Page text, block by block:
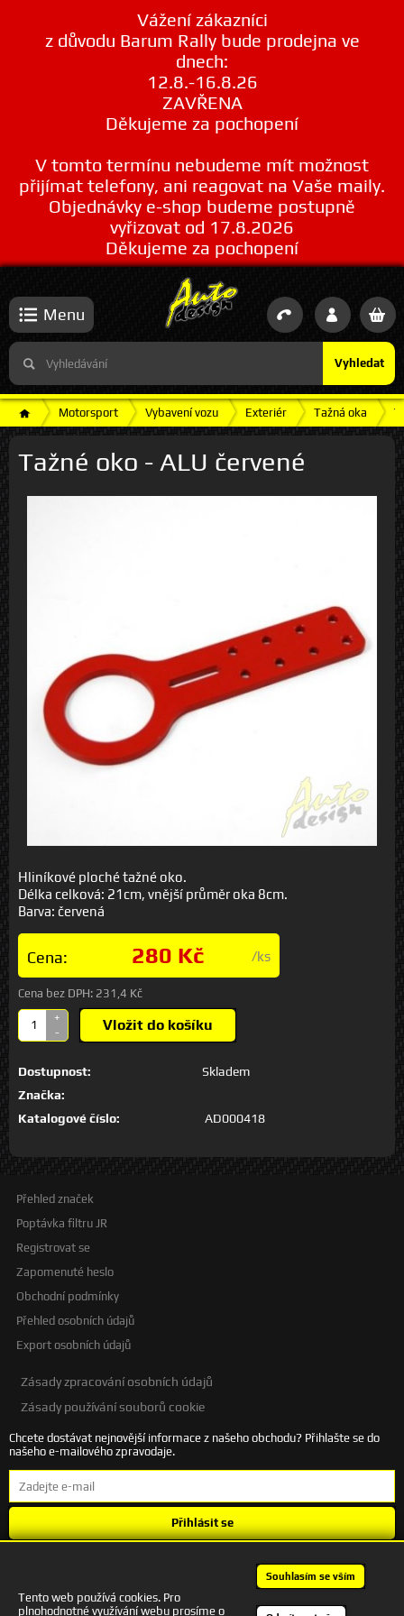
Vážení zákazníci
z důvodu Barum Rally bude prodejna ve
dnech:
12.8.-16.8.26
ZAVŘENA
Děkujeme za pochopení
V tomto termínu nebudeme mít možnost
přijímat telefony, ani reagovat na Vaše maily.
Objednávky e-shop budeme postupně
vyřizovat od 17.8.2026
Děkujeme za pochopení
Vyhledat
Menu
Motorsport Vybavení vozu Exteriér Tažná oka
Tažné oko - ALU červené
Hliníkové ploché tažné oko.
Délka celková: 21cm, vnější průměr oka 8cm.
Barva: červená
Cena: 280 Kč /ks
Cena bez DPH: 231,4 Kč
+
-
Vložit do košíku
Dostupnost:
Skladem
Značka:
Katalogové číslo:
AD000418
Přehled značek
Poptávka filtru JR
Registrovat se
Zapomenuté heslo
Obchodní podmínky
Přehled osobních údajů
Export osobních údajů
Zásady zpracování osobních údajů
Zásady používání souborů cookie
Chcete dostávat nejnovější informace z našeho obchodu? Přihlašte se do
našeho e-mailového zpravodaje.
Přihlásit se
Tento web používá cookies. Pro
plnohodnotné využívání webu prosíme o
Souhlasím se vším